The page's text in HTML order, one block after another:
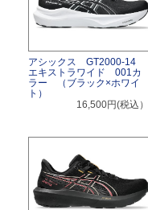
アシックス GT2000-14
エキストラワイド 001カ
ラー （ブラック×ホワイ
ト）
16,500円(税込）